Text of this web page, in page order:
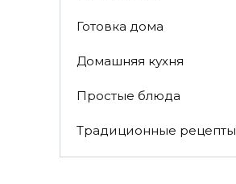
Готовка дома
Домашняя кухня
Простые блюда
Традиционные рецепты